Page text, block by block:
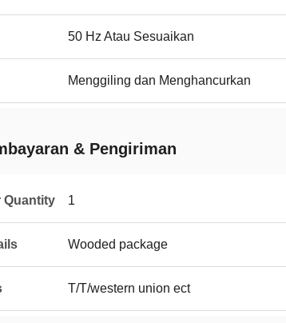
50 Hz Atau Sesuaikan
Menggiling dan Menghancurkan
& Pengiriman
Quantity 1
Wooded package
T/T/western union ect